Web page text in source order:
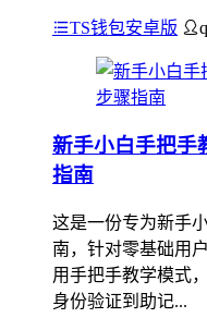
TS钱包安卓版
新手小白手把手
指南
这是一份专为新手
南，针对零基础用
用手把手教学模式
身份验证到助记...